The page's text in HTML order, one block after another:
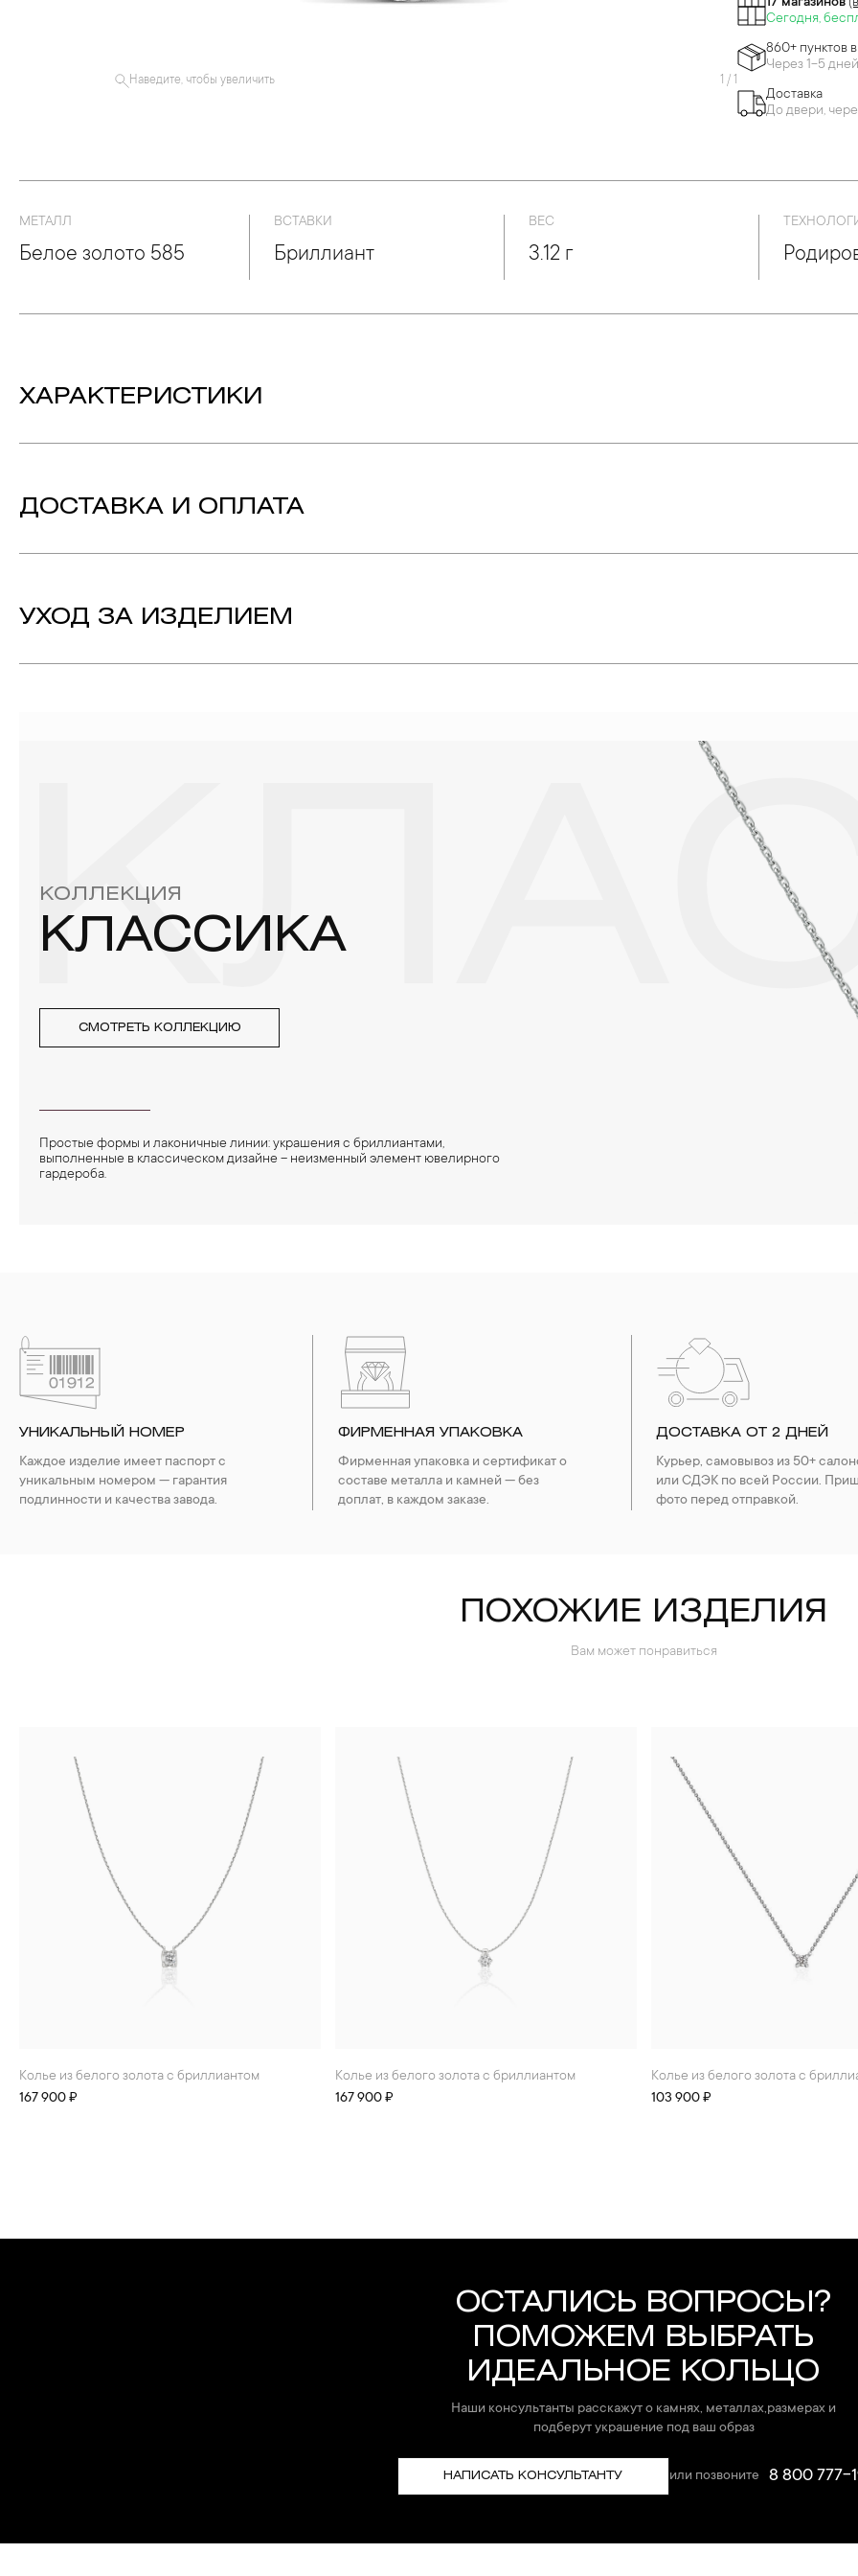
Наведите, чтобы увеличить 1 / 1
Сегодня,
860+ пунктов
Через 1-5 дней
Доставка
До двери,
МЕТАЛЛ
Белое золото 585
ВСТАВКИ
Бриллиант
ВЕС
3.12 г
ХАРАКТЕРИСТИКИ
Технология: Родирование
ДОСТАВКА И ОПЛАТА
УХОД ЗА ИЗДЕЛИЕМ
2. Храните ювелирные украшения в футлярах или специальных мешочках. Так будет меньше шансов повредить
3. Ни в коем случае не храните украшения в ванной комнате. Особенно беречь от воздействия влаги, необходимо
4. Специалисты обычно рекомендуют чистить украшения не реже одного раза в месяц, а также регулярно протирать их
КОЛЛЕКЦИЯ
КЛАССИКА
СМОТРЕТЬ КОЛЛЕКЦИЮ
Простые формы и лаконичные линии: украшения с бриллиантами,
выполненные в классическом дизайне – неизменный элемент ювелирного
гардероба.
УНИКАЛЬНЫЙ НОМЕР
Каждое изделие имеет паспорт с
уникальным номером — гарантия
подлинности и качества завода.
ФИРМЕННАЯ УПАКОВКА
Фирменная упаковка и сертификат о
составе металла и камней — без
доплат, в каждом заказе.
ДОСТАВКА ОТ 2 ДНЕЙ
Курьер, самовывоз из 50+
или СДЭК по всей России.
фото перед отправкой.
ПОХОЖИЕ ИЗДЕЛИЯ
Вам может понравиться
Колье из белого золота с бриллиантом
167 900 ₽
Колье из белого золота с бриллиантом
167 900 ₽
Колье из белого золота с
103 900 ₽
ОСТАЛИСЬ ВОПРОСЫ?
ПОМОЖЕМ ВЫБРАТЬ
ИДЕАЛЬНОЕ КОЛЬЦО
Наши консультанты расскажут о камнях, металлах,размерах и
подберут украшение под ваш образ
НАПИСАТЬ КОНСУЛЬТАНТУ или позвоните 8 800 777-